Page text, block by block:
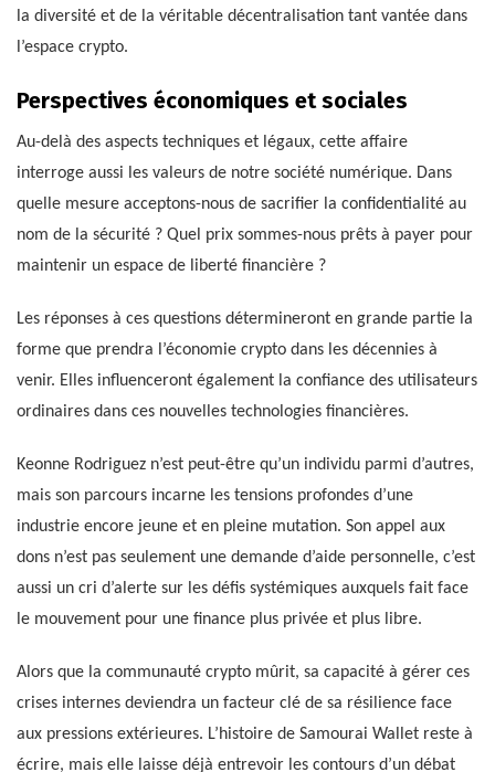
la diversité et de la véritable décentralisation tant vantée dans
l’espace crypto.
Perspectives économiques et sociales
Au-delà des aspects techniques et légaux, cette affaire
interroge aussi les valeurs de notre société numérique. Dans
quelle mesure acceptons-nous de sacrifier la confidentialité au
nom de la sécurité ? Quel prix sommes-nous prêts à payer pour
maintenir un espace de liberté financière ?
Les réponses à ces questions détermineront en grande partie la
forme que prendra l’économie crypto dans les décennies à
venir. Elles influenceront également la confiance des utilisateurs
ordinaires dans ces nouvelles technologies financières.
Keonne Rodriguez n’est peut-être qu’un individu parmi d’autres,
mais son parcours incarne les tensions profondes d’une
industrie encore jeune et en pleine mutation. Son appel aux
dons n’est pas seulement une demande d’aide personnelle, c’est
aussi un cri d’alerte sur les défis systémiques auxquels fait face
le mouvement pour une finance plus privée et plus libre.
Alors que la communauté crypto mûrit, sa capacité à gérer ces
crises internes deviendra un facteur clé de sa résilience face
aux pressions extérieures. L’histoire de Samourai Wallet reste à
écrire, mais elle laisse déjà entrevoir les contours d’un débat